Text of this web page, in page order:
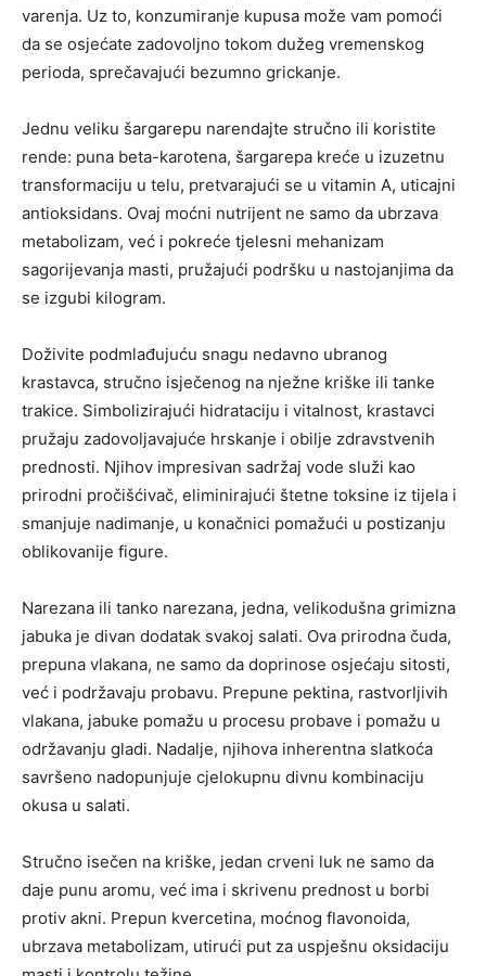
varenja. Uz to, konzumiranje kupusa može vam pomoći
da se osjećate zadovoljno tokom dužeg vremenskog
perioda, sprečavajući bezumno grickanje.
Jednu veliku šargarepu narendajte stručno ili koristite
rende: puna beta-karotena, šargarepa kreće u izuzetnu
transformaciju u telu, pretvarajući se u vitamin A, uticajni
antioksidans. Ovaj moćni nutrijent ne samo da ubrzava
metabolizam, već i pokreće tjelesni mehanizam
sagorijevanja masti, pružajući podršku u nastojanjima da
se izgubi kilogram.
Doživite podmlađujuću snagu nedavno ubranog
krastavca, stručno isječenog na nježne kriške ili tanke
trakice. Simbolizirajući hidrataciju i vitalnost, krastavci
pružaju zadovoljavajuće hrskanje i obilje zdravstvenih
prednosti. Njihov impresivan sadržaj vode služi kao
prirodni pročišćivač, eliminirajući štetne toksine iz tijela i
smanjuje nadimanje, u konačnici pomažući u postizanju
oblikovanije figure.
Narezana ili tanko narezana, jedna, velikodušna grimizna
jabuka je divan dodatak svakoj salati. Ova prirodna čuda,
prepuna vlakana, ne samo da doprinose osjećaju sitosti,
već i podržavaju probavu. Prepune pektina, rastvorljivih
vlakana, jabuke pomažu u procesu probave i pomažu u
održavanju gladi. Nadalje, njihova inherentna slatkoća
savršeno nadopunjuje cjelokupnu divnu kombinaciju
okusa u salati.
Stručno isečen na kriške, jedan crveni luk ne samo da
daje punu aromu, već ima i skrivenu prednost u borbi
protiv akni. Prepun kvercetina, moćnog flavonoida,
ubrzava metabolizam, utirući put za uspješnu oksidaciju